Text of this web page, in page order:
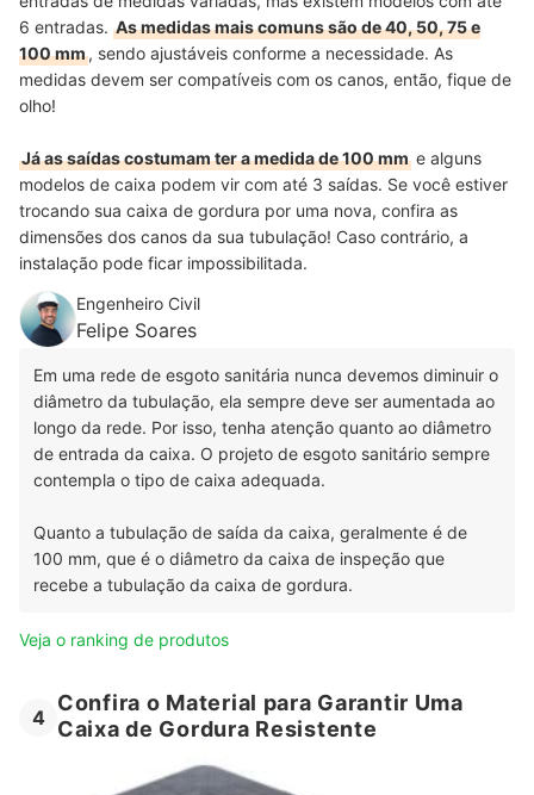
6 entradas. As medidas mais comuns são de 40, 50, 75 e
100 mm, sendo ajustáveis conforme a necessidade. As
medidas devem ser compatíveis com os canos, então, fique de
olho!
Já as saídas costumam ter a medida de 100 mm e alguns
modelos de caixa podem vir com até 3 saídas. Se você estiver
trocando sua caixa de gordura por uma nova, confira as
dimensões dos canos da sua tubulação! Caso contrário, a
instalação pode ficar impossibilitada.
Engenheiro Civil
Felipe Soares
Em uma rede de esgoto sanitária nunca devemos diminuir o
diâmetro da tubulação, ela sempre deve ser aumentada ao
longo da rede. Por isso, tenha atenção quanto ao diâmetro
de entrada da caixa. O projeto de esgoto sanitário sempre
contempla o tipo de caixa adequada.
Quanto a tubulação de saída da caixa, geralmente é de
100 mm, que é o diâmetro da caixa de inspeção que
recebe a tubulação da caixa de gordura.
Veja o ranking de produtos
4
Confira o Material para Garantir Uma
Caixa de Gordura Resistente